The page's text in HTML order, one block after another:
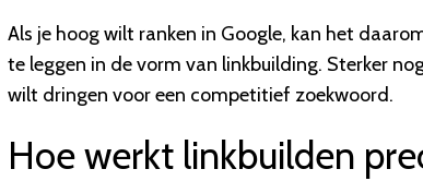
Als je hoog wilt ranken in Google, kan het
te leggen in de vorm van linkbuilding. Sterker
wilt dringen voor een competitief zoekwoord.
Hoe werkt linkbuilden